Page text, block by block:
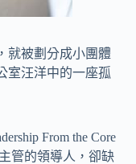
就被劃分成小團體
室汪洋中的一座孤
From the Core
管的領導人，卻缺